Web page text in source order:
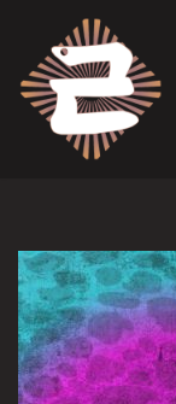
Zum
Inhalt
springen